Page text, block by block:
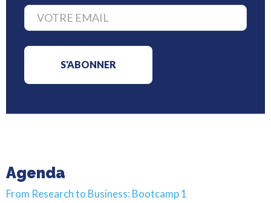
Agenda
From Research to Business: Bootcamp 1